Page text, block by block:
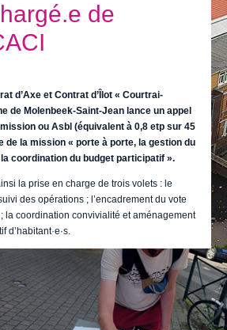
RDV
de
d’Axe et Contrat d’Îlot « Courtrai-
de Molenbeek-Saint-Jean lance un appel
ou Asbl (équivalent à 0,8 etp sur 45
de la mission « porte à porte, la gestion du
coordination du budget participatif ».
la prise en charge de trois volets : le
des opérations ; l’encadrement du vote
la coordination convivialité et aménagement
d’habitant·e·s.